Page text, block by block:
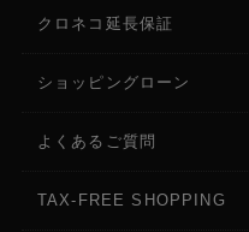
LCDモニター/LCDアタ
六角レンチ
バッテリーチャージャー
クロネコ延長保証
ショッピングローン
よくあるご質問
TAX-FREE SHOPPING